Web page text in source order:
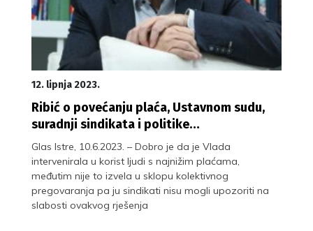
12. lipnja 2023.
Ribić o povećanju plaća, Ustavnom sudu,
suradnji sindikata i politike…
Glas Istre, 10.6.2023. – Dobro je da je Vlada
intervenirala u korist ljudi s najnižim plaćama,
međutim nije to izvela u sklopu kolektivnog
pregovaranja pa ju sindikati nisu mogli upozoriti na
slabosti ovakvog rješenja